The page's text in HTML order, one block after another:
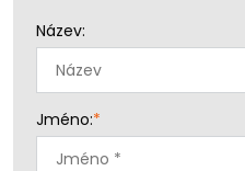
Název:
Jméno:*